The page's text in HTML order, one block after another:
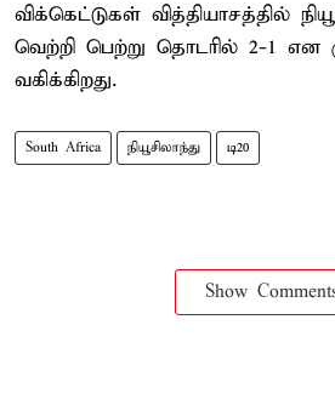
விக்கெட்டுகள் வித்தியாசத்தில்
வெற்றி பெற்று தொடரில் 2-1 என
வகிக்கிறது.
South Africa நியூசிலாந்து டி20
Show